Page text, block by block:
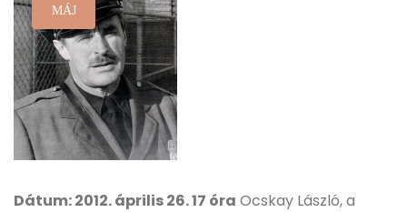
MÁJ
Dátum: 2012. április 26. 17 óra Ocskay László, a